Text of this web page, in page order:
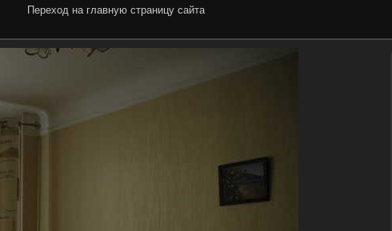
Переход на главную страницу сайта